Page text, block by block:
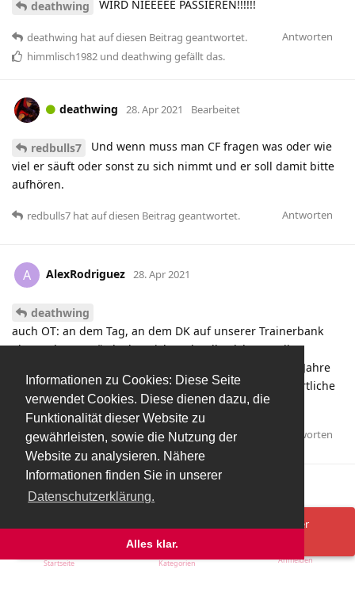
Informationen zu Cookies: Diese Seite
verwendet Cookies. Diese dienen dazu, die
Funktionalität dieser Website zu
gewährleisten, sowie die Nutzung der
Website zu analysieren. Nähere
Informationen finden Sie in unserer
Datenschutzerklärung.
Alles klar.
deathwing WIRD NIEEEEE PASSIEREN!!!!!!
Antworten
deathwing hatauf diesen Beitrag geantwortet.
himmlisch1982 und deathwing gefällt das.
deathwing 28. Apr 2021 Bearbeitet
redbulls7
Und wenn muss man CF fragen was oder wie
viel er säuft oder sonst zu sich nimmt und er soll damit bitte
aufhören.
Antworten
redbulls7 hatauf diesen Beitrag geantwortet.
A AlexRodriguez 28. Apr 2021
deathwing
auch OT: an dem Tag, an dem DK auf unserer Trainerbank
Platz nehmen würde, hat sich Red Bull Salzburg selbst
abgeschafft und die so erfolgreiche Arbeit der letzten Jahre
wäre auf einen Schlag ad absurdum geführt. Eine sportliche
Bankrotterklärung also.
Antworten
deathwingundredbulls7 gefällt das.
Mehr laden
Ups! Da ist was schief gelaufen. Bitte lade die Seite neu oder
Startseite Kategorien Anmelden